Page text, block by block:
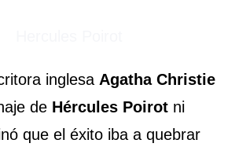
inglesa Agatha Christie
de Hércules Poirot ni
que el éxito iba a quebrar